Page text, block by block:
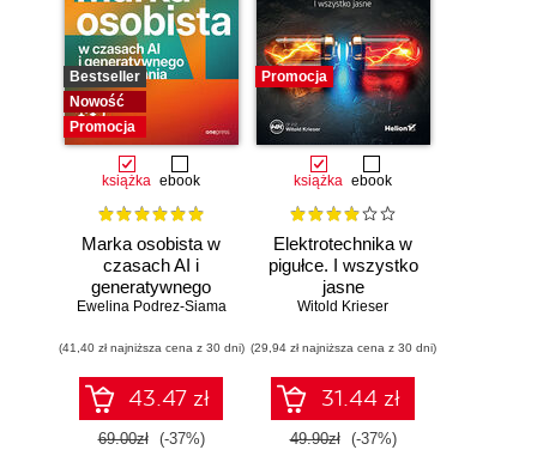
Bestseller
Nowość
Promocja
książka ebook
Marka osobista w
czasach AI i
generatywnego
wyszukiwania
Ewelina Podrez-Siama
(41,40 zł najniższa cena z 30 dni)
43.47 zł
69.00zł (-37%)
Promocja
książka ebook
Elektrotechnika w
pigułce. I wszystko
jasne
Witold Krieser
(29,94 zł najniższa cena z 30 dni)
31.44 zł
49.90zł (-37%)